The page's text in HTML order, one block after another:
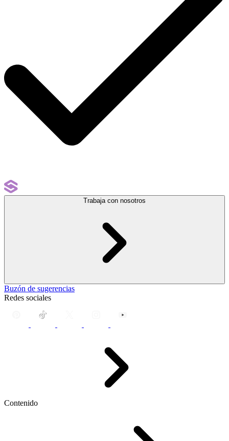
Trabaja con nosotros
Buzón de sugerencias
Redes sociales
Contenido